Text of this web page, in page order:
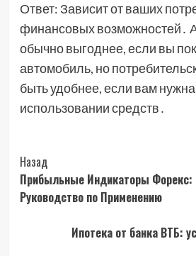
Ответ: Зависит от ваших
финансовых возможностей․
обычно выгоднее, если вы
автомобиль, но
быть удобнее, если вам нужна
использовании средств․
Post
Navigation
Назад
Прибыльные Индикаторы Форекс:
Руководство по Применению
Ипотека от банка ВТБ: